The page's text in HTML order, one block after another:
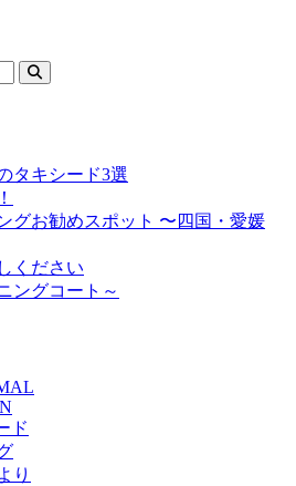
タキシード3選
グお勧めスポット 〜四国・愛媛
ください
ングコート～
ド
り